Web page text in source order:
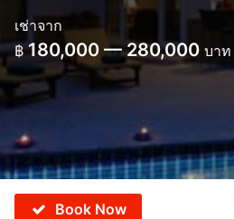
เช่าจาก
฿ 180,000 — 280,000 บาท
Book Now